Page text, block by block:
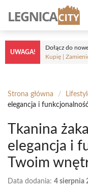
treści
UWAGA!
Dołącz do
Kupię |
Strona główna /
elegancja i
Tkanina
elegancja i
Twoim
Data dodania: 4 sierpnia